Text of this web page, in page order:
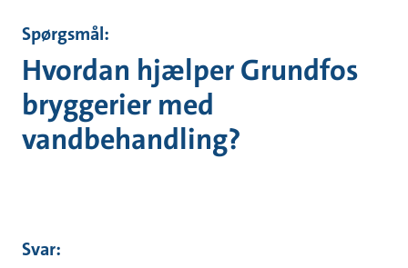
Spørgsmål:
Hvordan hjælper Grundfos
bryggerier med
vandbehandling?
Svar: